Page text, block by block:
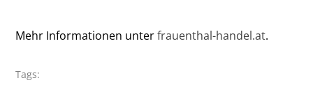
Mehr Informationen unterfrauenthal-handel.at.
Tags: